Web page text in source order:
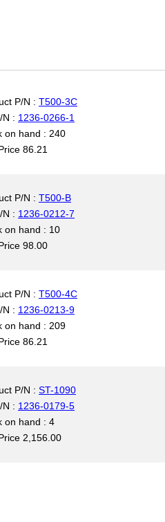
P/N : T500-3C
N : 1236-0266-1
on hand : 240
86.21
P/N : T500-B
N : 1236-0212-7
on hand : 10
98.00
P/N : T500-4C
N : 1236-0213-9
on hand : 209
86.21
P/N : ST-1090
N : 1236-0179-5
on hand : 4
2,156.00